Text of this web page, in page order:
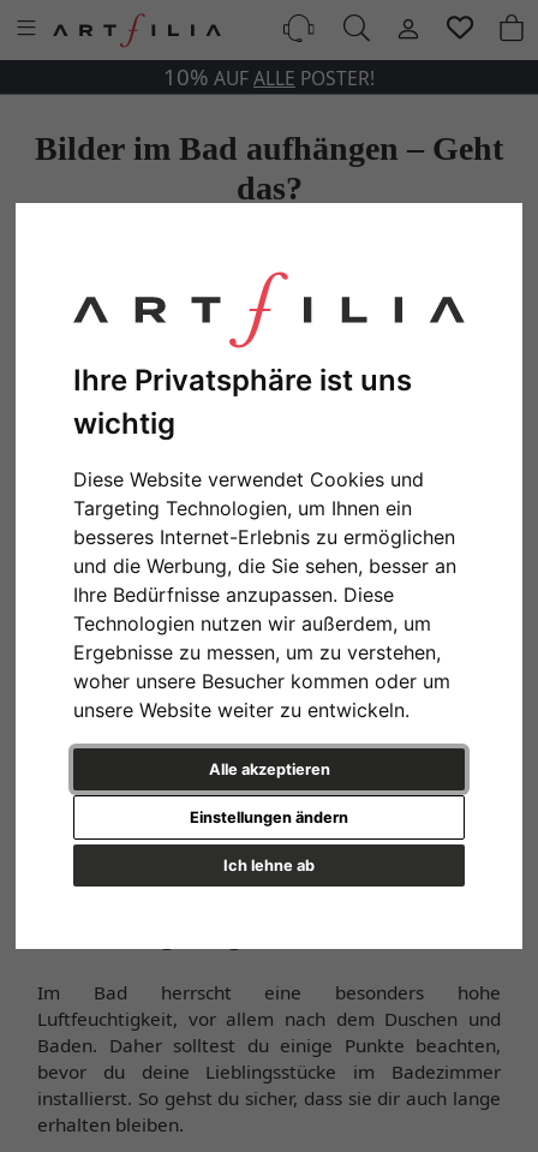
Ihre Privatsphäre ist uns
wichtig
Diese Website verwendet Cookies und
Targeting Technologien, um Ihnen ein
besseres Internet-Erlebnis zu ermöglichen
und die Werbung, die Sie sehen, besser an
Ihre Bedürfnisse anzupassen. Diese
Technologien nutzen wir außerdem, um
Ergebnisse zu messen, um zu verstehen,
woher unsere Besucher kommen oder um
unsere Website weiter zu entwickeln.
Alle akzeptieren
Ich lehne ab
Einstellungen ändern
10% AUFALLE POSTER!
Bilder im Bad aufhängen – Geht
das?
Ja, das geht! Wir sagen dir, worauf du achtest solltest,
Badezimmer aufhängen möchtest und geben dir
Tipps, damit du dich lange an deiner Wandeko
Im Bad herrscht eine besonders hohe
Luftfeuchtigkeit, vor allem nach dem Duschen und
Baden. Daher solltest du einige Punkte beachten,
bevor du deine Lieblingsstücke im Badezimmer
installierst. So gehst du sicher, dass sie dir auch lange
erhalten bleiben.